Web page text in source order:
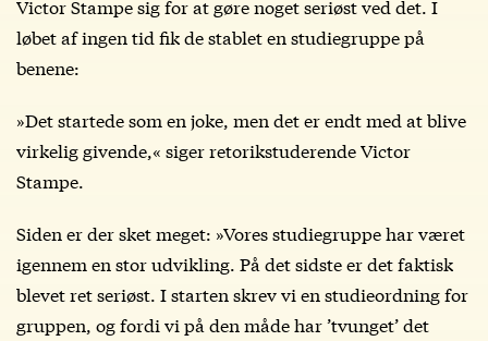
Victor Stampe sig for at gøre noget seriøst ved det. I
løbet af ingen tid fik de stablet en studiegruppe på
benene:
»Det startede som en joke, men det er endt med at blive
virkelig givende,« siger retorikstuderende Victor
Stampe.
Siden er der sket meget: »Vores studiegruppe har været
igennem en stor udvikling. På det sidste er det faktisk
blevet ret seriøst. I starten skrev vi en studieordning for
gruppen, og fordi vi på den måde har ’tvunget’ det